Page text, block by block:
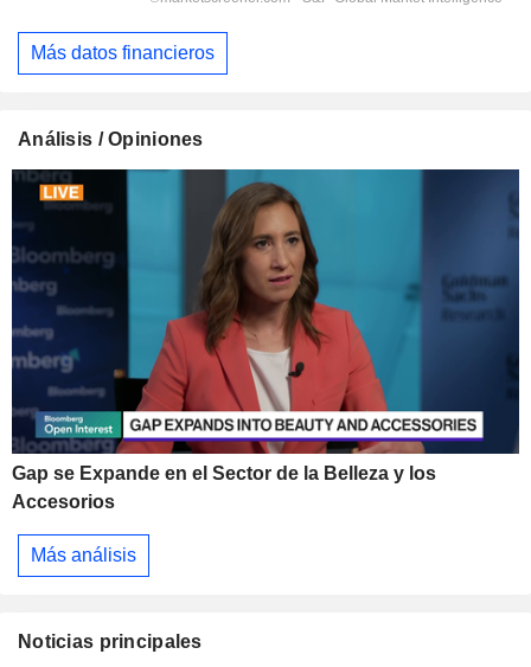
Más datos financieros
Análisis / Opiniones
Gap se Expande en el Sector de la Belleza y los
Accesorios
Más análisis
Noticias principales